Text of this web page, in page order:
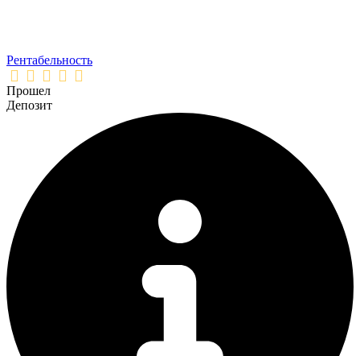
Рентабельность
Прошел
Депозит